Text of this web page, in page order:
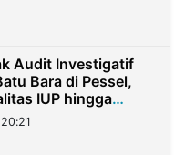
Audit Investigatif
Bara di Pessel,
IUP hingga